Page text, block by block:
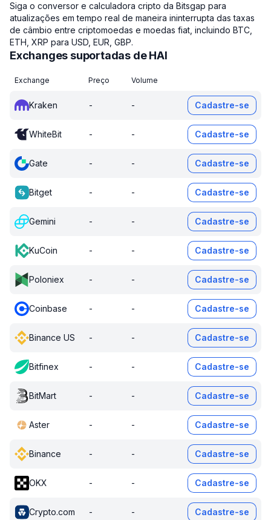
Siga o conversor e calculadora cripto da Bitsgap para
atualizações em tempo real de maneira ininterrupta das taxas
de câmbio entre criptomoedas e moedas fiat, incluindo BTC,
ETH, XRP para USD, EUR, GBP.
Exchanges suportadas de HAI
Exchange Preço Volume
Kraken - - Cadastre-se
WhiteBit - - Cadastre-se
Gate - - Cadastre-se
Bitget - - Cadastre-se
Gemini - - Cadastre-se
KuCoin - - Cadastre-se
Poloniex - - Cadastre-se
Coinbase - - Cadastre-se
Binance US - - Cadastre-se
Bitfinex - - Cadastre-se
BitMart - - Cadastre-se
Aster - - Cadastre-se
Binance - - Cadastre-se
OKX - - Cadastre-se
Crypto.com - - Cadastre-se